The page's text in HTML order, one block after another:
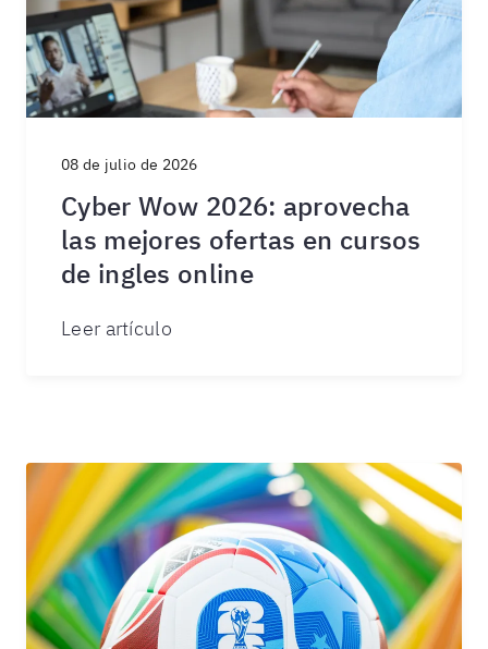
08 de julio de 2026
Cyber Wow 2026: aprovecha
las mejores ofertas en cursos
de ingles online
Leer artículo